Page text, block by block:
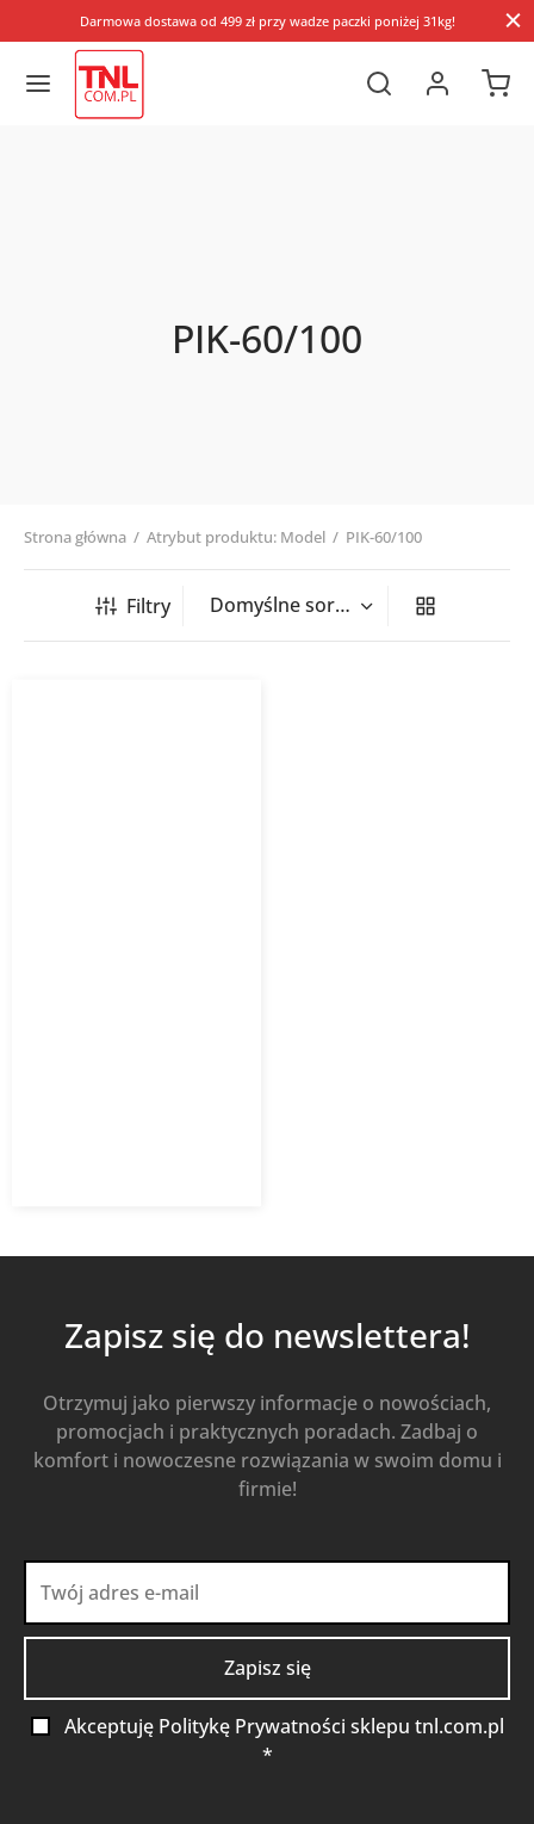
Darmowa dostawa od 499 zł przy wadze paczki poniżej 31kg!
PIK-60/100
Strona główna / Atrybut produktu: Model / PIK-60/100
Filtry
Zapisz się do newslettera!
Otrzymuj jako pierwszy informacje o nowościach,
promocjach i praktycznych poradach. Zadbaj o
komfort i nowoczesne rozwiązania w swoim domu i
firmie!
Akceptuję Politykę Prywatności sklepu tnl.com.pl
*